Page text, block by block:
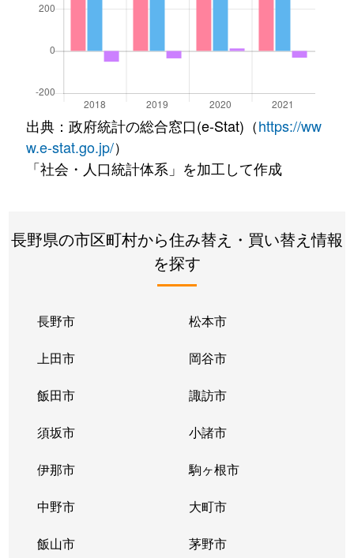
出典：政府統計の総合窓口(e-Stat)（https://ww
w.e-stat.go.jp/）
「社会・人口統計体系」を加工して作成
長野県の市区町村から住み替え・買い替え情報
を探す
長野市 松本市
上田市 岡谷市
飯田市 諏訪市
須坂市 小諸市
伊那市 駒ヶ根市
中野市 大町市
飯山市 茅野市